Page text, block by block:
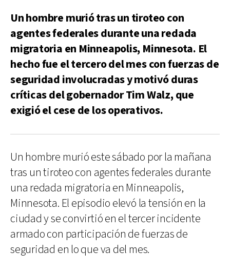
Un hombre murió tras un tiroteo con
agentes federales durante una redada
migratoria en Minneapolis, Minnesota. El
hecho fue el tercero del mes con fuerzas de
seguridad involucradas y motivó duras
críticas del gobernador Tim Walz, que
exigió el cese de los operativos.
Un hombre murió este sábado por la mañana
tras un tiroteo con agentes federales durante
una redada migratoria en Minneapolis,
Minnesota. El episodio elevó la tensión en la
ciudad y se convirtió en el tercer incidente
armado con participación de fuerzas de
seguridad en lo que va del mes.